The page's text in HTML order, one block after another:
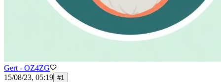
Gert - OZ4ZG
15/08/23, 05:19 #1